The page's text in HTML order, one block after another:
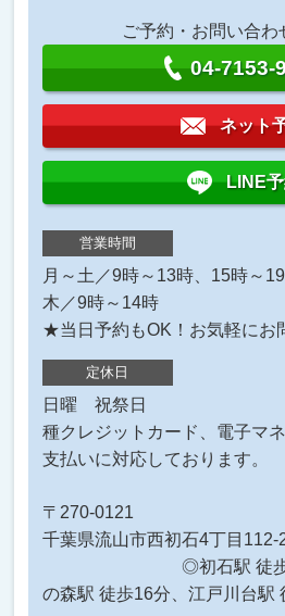
ご予約・お問い合わ
04-7153-
ネット
LINE
営業時間
月～土／9時～13時、15時～
木／9時～14時
★当日予約もOK！お気軽にお
定休日
日曜 祝
種クレジットカード、電子マ
支払いに対応しております。
〒270-0121
千葉県流山市西初石4丁目112-
◎初石駅 徒歩4分、
の森駅 徒歩16分、江戸川台駅